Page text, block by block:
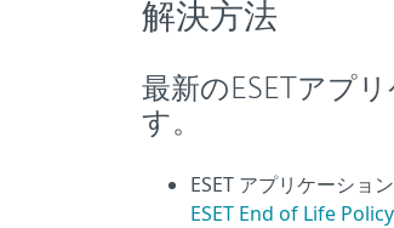
解決方法
最新のESETアプ
す。
ESET アプリケーショ
ESET End of Life